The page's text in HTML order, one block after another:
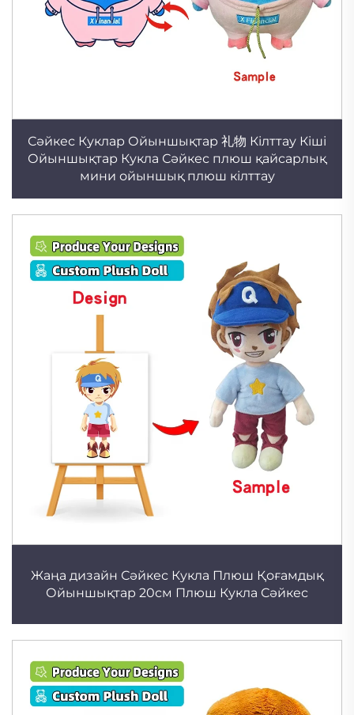
Сәйкес Куклар Ойыншықтар 礼物 Кілттау Кіші
Ойыншықтар Кукла Сәйкес плюш қайсарлық
мини ойыншық плюш кілттау
Жаңа дизайн Сәйкес Кукла Плюш Қоғамдық
Ойыншықтар 20см Плюш Кукла Сәйкес